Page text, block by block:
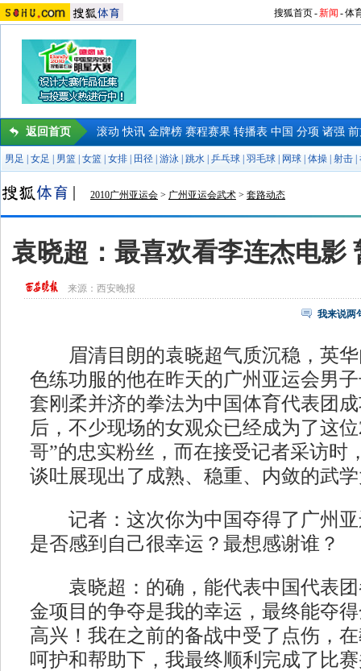
搜狐首页-新闻 -体
返回首页 滚动 快讯 金牌榜 赛程赛果 转播表 中国 分项 诸强
男足 女足 男篮 女篮 女排 田径 游泳 跳水 乒乓球 羽毛球 网球 体操 射击
2010广州亚运会 > 广州亚运会武术 > 套路动态
袁晓超：最喜欢看李连杰电影
来源：西安晚报
我来说两
眉清目朗的袁晓超气质沉稳，英华
色练功服的他在昨天的广州亚运会男
套刚柔并济的拳法为中国体育代表团
后，不少现场的女观众已经成为了这
哥”的忠实粉丝，而在接受记者采访时
谈吐展现出了成熟、稳重、内敛的武
记者：这次你为中国夺得了广州亚
是否感到自己很幸运？最想感谢谁？
袁晓超：的确，能代表中国代表团
金项目的争夺是我的幸运，最终能夺
高兴！我在之前的备战中受了点伤，
呵护和帮助下，我最终顺利完成了比